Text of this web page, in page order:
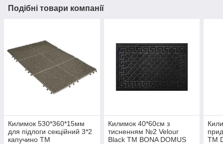
Подібні товари компанії
Килимок 530*360*15мм
для підлоги секційний 3*2
капучино ТМ
Килимок 40*60см з
тисненням №2 Velour
Black ТМ BONA DOMUS
ТМ